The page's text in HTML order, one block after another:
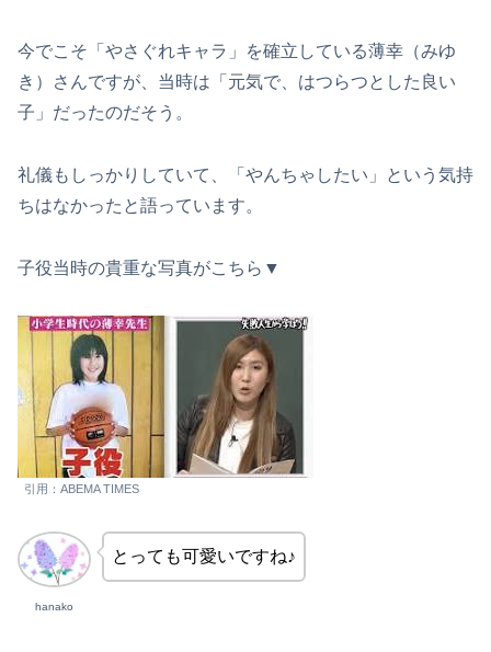
今でこそ「やさぐれキャラ」を確立している薄幸（みゆ
き）さんですが、当時は「元気で、はつらつとした良い
子」だったのだそう。
礼儀もしっかりしていて、「やんちゃしたい」という気持
ちはなかったと語っています。
子役当時の貴重な写真がこちら▼
引用：ABEMA TIMES
hanako
とっても可愛いですね♪